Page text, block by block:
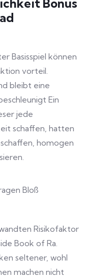
Bonus
Basisspiel können
vorteil.
bleibt eine
Ein
jede
schaffen, hatten
homogen
Risikofaktor
Book of Ra.
seltener, wohl
machen nicht